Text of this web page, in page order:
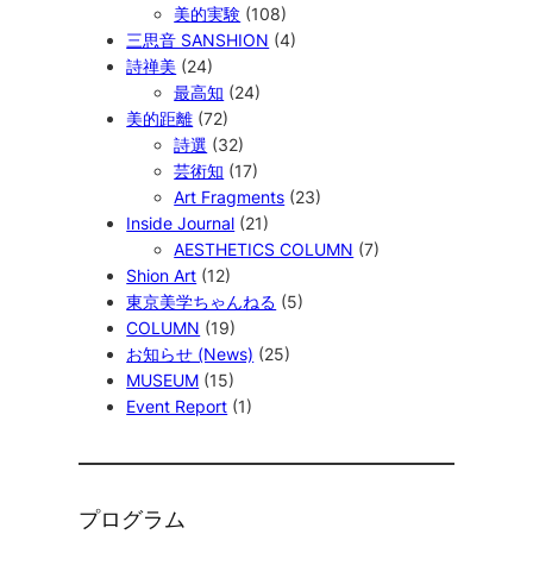
美的実験 (108)
三思音 SANSHION (4)
詩禅美 (24)
最高知 (24)
美的距離 (72)
詩選 (32)
芸術知 (17)
Art Fragments (23)
Inside Journal (21)
AESTHETICS COLUMN (7)
Shion Art (12)
東京美学ちゃんねる (5)
COLUMN (19)
お知らせ (News) (25)
MUSEUM (15)
Event Report (1)
プログラム